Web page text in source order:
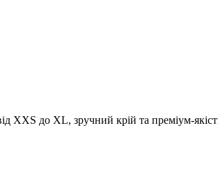
XXS до XL, зручний крій та преміум-